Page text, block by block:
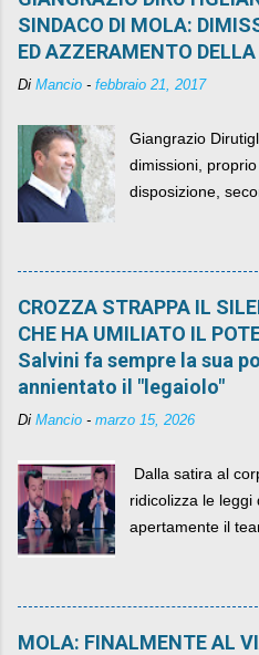
SINDACO DI MOLA:
ED AZZERAMENTO
Di Mancio - febbraio 21, 2017
Giangrazio
dimissioni,
disposizione,
quelli che si
CROZZA STRAPPA IL
CHE HA UMILIATO IL
Salvini fa sempre la sua
annientato il "legaiolo"
Di Mancio - marzo 15, 2026
Dalla satira al
ridicolizza le leggi
apertamente il
MOLA: FINALMENTE AL